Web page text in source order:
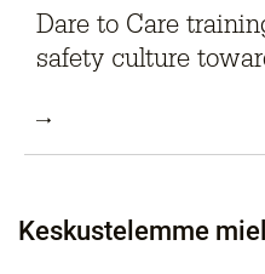
Dare to Care
safety culture
Keskustelemme